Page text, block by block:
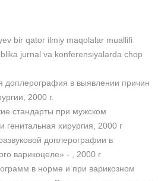
bir qator ilmiy maqolalar muallifi
jurnal va konferensiyalarda chop
доплерография в выявлении причин
2000 г.
стандарты при мужском
генитальная хирургия, 2000 г
доплерографии в
варикоцеле» - , 2000 г
в норме и при варикозном